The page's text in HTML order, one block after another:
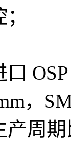
，
产周